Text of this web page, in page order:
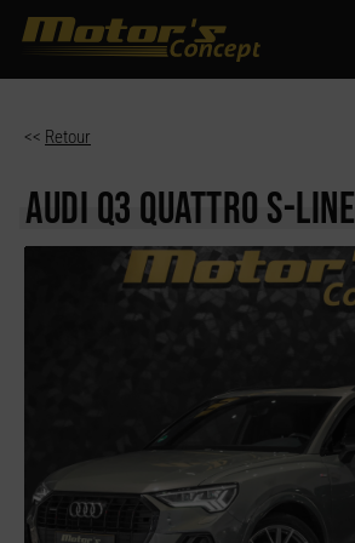
<< Retour
AUDI Q3 QUATTRO S-LINE